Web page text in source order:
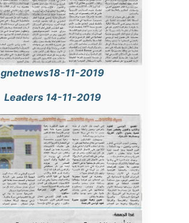
gnetnews18-11-2019
Leaders 14-11-2019